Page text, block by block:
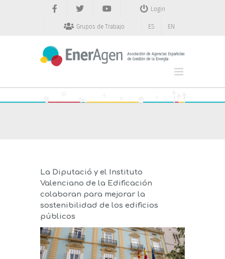
Login
Grupos de Trabajo ES EN
La Diputació y el Instituto
Valenciano de la Edificación
colaboran para mejorar la
sostenibilidad de los edificios
públicos